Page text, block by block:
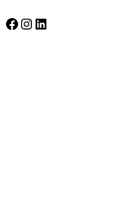
Facebook Instagram LinkedIn